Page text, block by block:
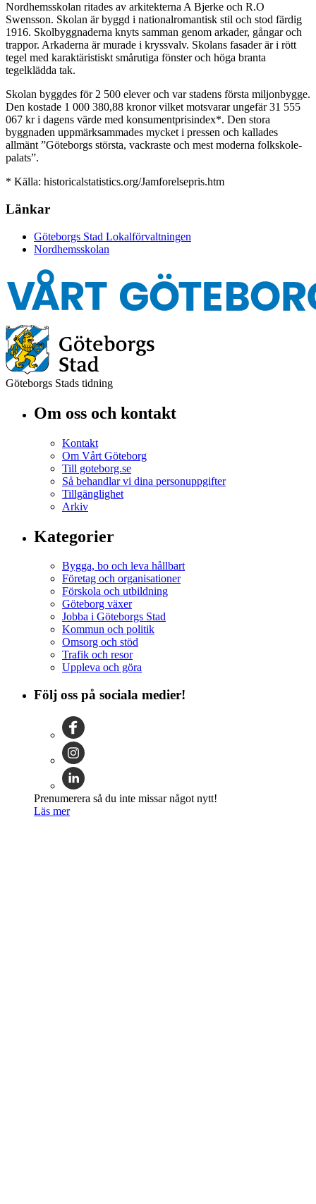
Nordhemsskolan ritades av arkitekterna A Bjerke och R.O
Swensson. Skolan är byggd i nationalromantisk stil och stod färdig
1916. Skolbyggnaderna knyts samman genom arkader, gångar och
trappor. Arkaderna är murade i kryssvalv. Skolans fasader är i rött
tegel med karaktäristiskt smårutiga fönster och höga branta
tegelklädda tak.
Skolan byggdes för 2 500 elever och var stadens första miljonbygge.
Den kostade 1 000 380,88 kronor vilket motsvarar ungefär 31 555
067 kr i dagens värde med konsumentprisindex*. Den stora
byggnaden uppmärksammades mycket i pressen och kallades
allmänt ”Göteborgs största, vackraste och mest moderna folkskole-
palats”.
* Källa: historicalstatistics.org/Jamforelsepris.htm
Länkar
Göteborgs Stad Lokalförvaltningen
Nordhemsskolan
Göteborgs Stads tidning
Om oss och kontakt
Kontakt
Om Vårt Göteborg
Till goteborg.se
Så behandlar vi dina personuppgifter
Tillgänglighet
Arkiv
Kategorier
Bygga, bo och leva hållbart
Företag och organisationer
Förskola och utbildning
Göteborg växer
Jobba i Göteborgs Stad
Kommun och politik
Omsorg och stöd
Trafik och resor
Uppleva och göra
Följ oss på sociala medier!
Prenumerera så du inte missar något nytt!
Läs mer